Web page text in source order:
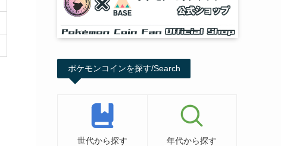
ポケモンコインを探す/Search
世代から探す
年代から探す